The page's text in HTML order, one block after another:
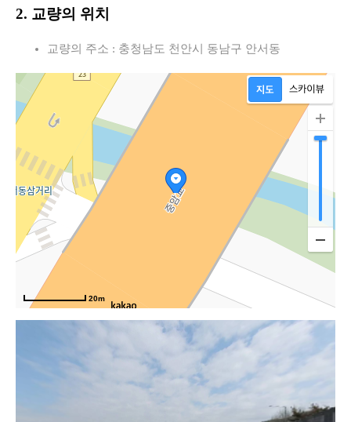
2. 교량의 위치
교량의 주소 : 충청남도 천안시 동남구 안서동
20m 각